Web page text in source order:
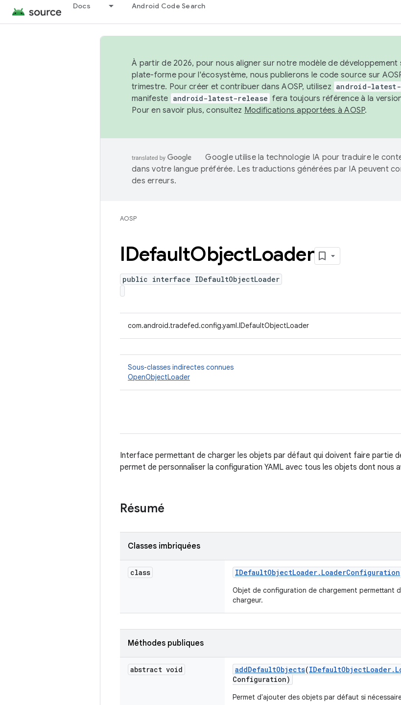
Docs Android Code Search
À partir de 2026, pour nous aligner sur notre modèle de
plate-forme pour l'écosystème, nous publierons le code source sur
trimestre. Pour créer et contribuer dans AOSP, utilisez android-latest-
manifeste android-latest-release fera toujours référence à la
Pour en savoir plus, consultez Modifications apportées à AOSP.
Google utilise la technologie IA pour traduire le
dans votre langue préférée. Les traductions générées par IA peuvent
des erreurs.
AOSP
IDefaultObjectLoader
public interface IDefaultObjectLoader
com.android.tradefed.config.yaml.IDefaultObjectLoader
Sous-classes indirectes connues
OpenObjectLoader
Interface permettant de charger les objets par défaut qui doivent faire partie
permet de personnaliser la configuration YAML avec tous les objets dont nous
Résumé
Classes imbriquées
class IDefaultObjectLoader. LoaderConfiguration
Objet de configuration de chargement permettant
chargeur.
Méthodes publiques
abstract void addDefaultObjects(IDefaultObjectLoader.
Configuration)
Permet d'ajouter des objets par défaut si